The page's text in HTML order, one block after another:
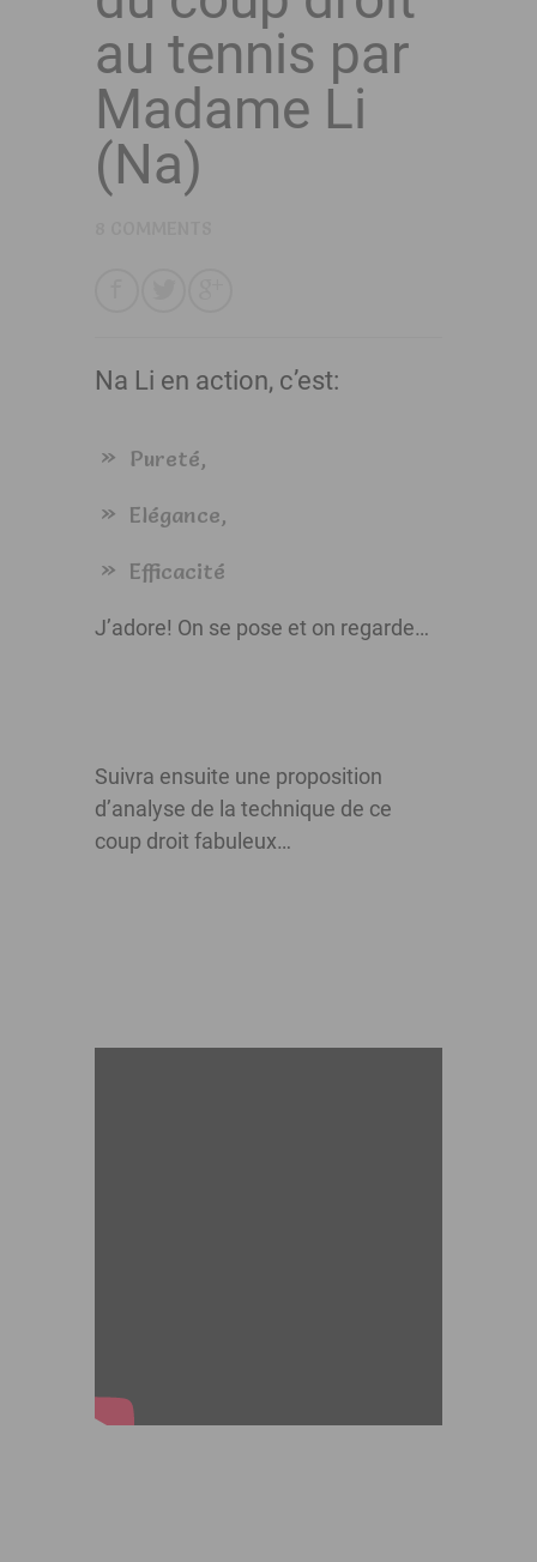
au tennis par
Madame Li
(Na)
Na Li en action, c’est:
Pureté,
Elégance,
Efficacité
J’adore! On se pose et on regarde…
Suivra ensuite une proposition
d’analyse de la technique de ce
coup droit fabuleux…